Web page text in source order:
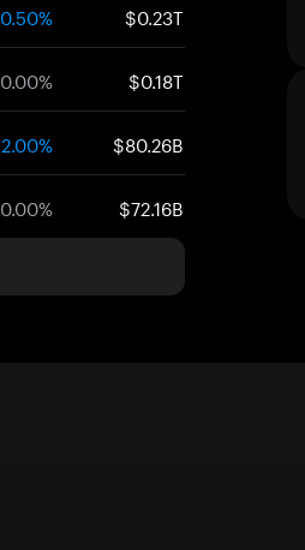
0.50% $0.23T
0.00% $0.18T
2.00% $80.26B
0.00% $72.16B